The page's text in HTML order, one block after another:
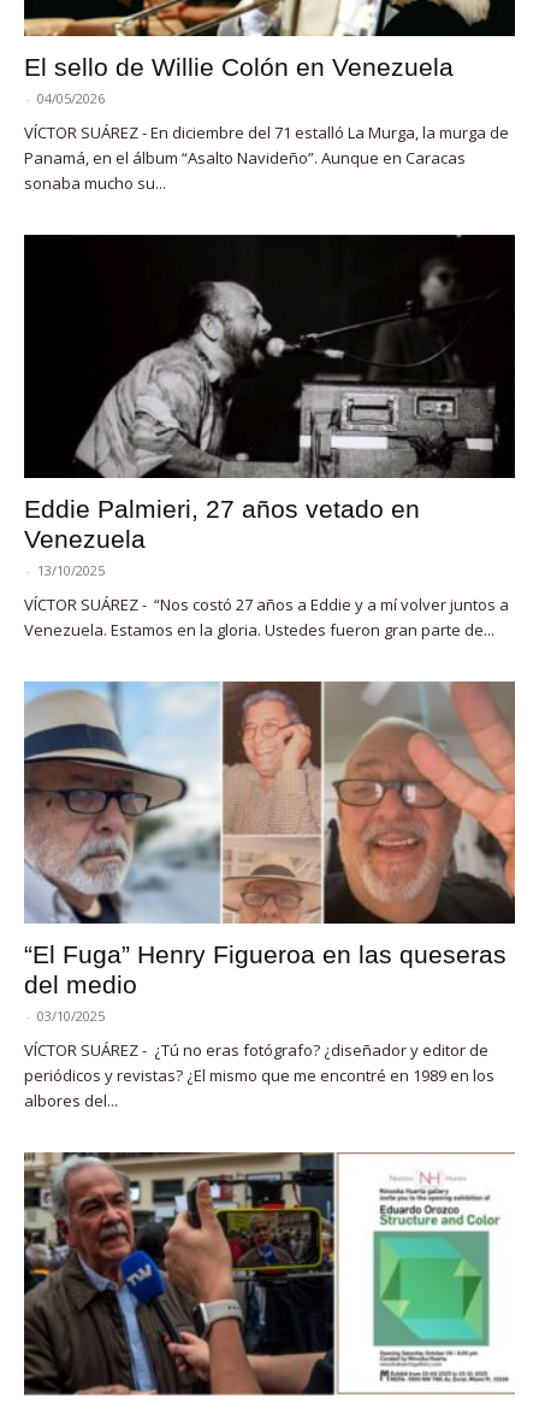
El sello de Willie Colón en Venezuela
- 04/05/2026
VÍCTOR SUÁREZ - En diciembre del 71 estalló La Murga, la murga de
Panamá, en el álbum “Asalto Navideño”. Aunque en Caracas
sonaba mucho su...
Eddie Palmieri, 27 años vetado en
Venezuela
- 13/10/2025
VÍCTOR SUÁREZ - “Nos costó 27 años a Eddie y a mí volver juntos a
Venezuela. Estamos en la gloria. Ustedes fueron gran parte de...
“El Fuga” Henry Figueroa en las queseras
del medio
- 03/10/2025
VÍCTOR SUÁREZ - ¿Tú no eras fotógrafo? ¿diseñador y editor de
periódicos y revistas? ¿El mismo que me encontré en 1989 en los
albores del...